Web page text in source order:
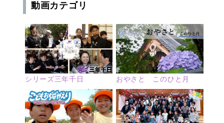
動画カテゴリ
シリーズ三年千日 おやさと このひと月